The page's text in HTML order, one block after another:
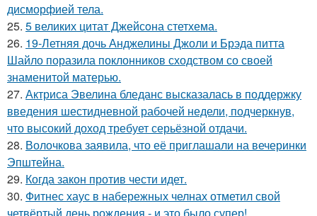
дисморфией тела.
25. 5 великих цитат Джейсoна стетхема.
26. 19-Летняя дочь Анджелины Джоли и Брэда питта
Шайло поразила поклонников сходством со своей
знаменитой матерью.
27. Актриса Эвелина бледанс высказалась в поддержку
введения шестидневной рабочей недели, подчеркнув,
что высокий доход требует серьёзной отдачи.
28. Волочкова заявила, что её приглашали на вечеринки
Эпштейна.
29. Когда закон против чести идет.
30. Фитнес хаус в набережных челнах отметил свой
четвёртый день рождения - и это было супер!